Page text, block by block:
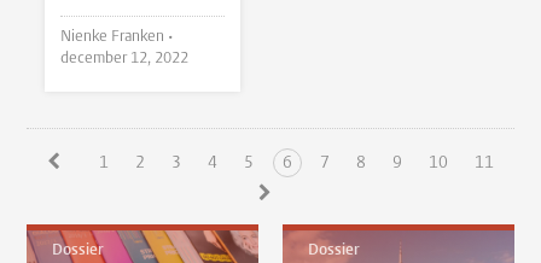
Nienke Franken •
december 12, 2022
1 2 3 4 5 6 7 8 9 10 11
Dossier Dossier